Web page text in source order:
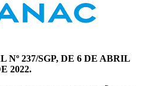
Nº 237/SGP, DE 6 DE ABRIL
2022.